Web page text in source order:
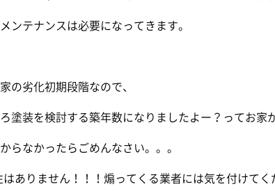
ンテナンスは必要になってきます。
の劣化初期段階なので、
塗装を検討する築年数になりましたよー？ってお家
らなかったらごめんなさい。。。
はありません！！！煽ってくる業者には気を付けてく